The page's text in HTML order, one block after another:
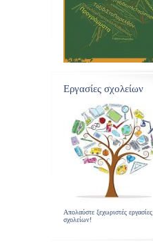
Εργασίες σχολείων
Απολαύστε ξεχωριστές εργασίες
σχολείων!